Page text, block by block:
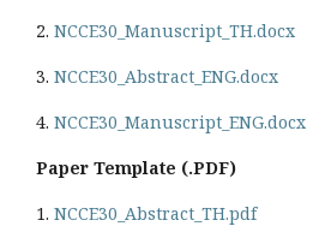
2. NCCE30_Manuscript_TH.docx
3. NCCE30_Abstract_ENG.docx
4. NCCE30_Manuscript_ENG.docx
Paper Template (.PDF)
1. NCCE30_Abstract_TH.pdf